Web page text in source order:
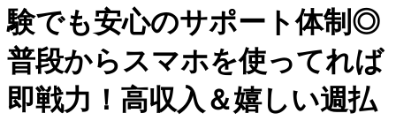
験でも安心のサポート体制◎
普段からスマホを使ってれば
即戦力！高収入＆嬉しい週払